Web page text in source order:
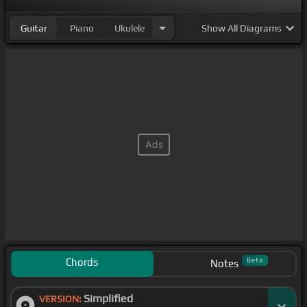
Guitar Piano Ukulele ShowAll Diagrams
Chords Notes Beta
VERSION: Simplified